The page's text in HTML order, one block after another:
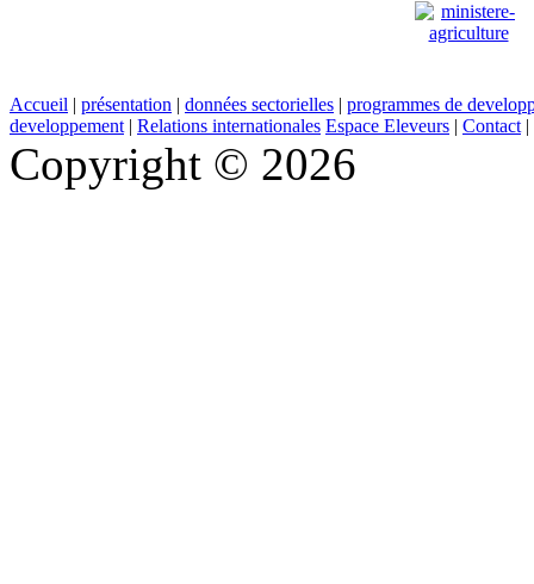
Accueil | présentation | données sectorielles | programmes de
developpement | Relations internationales Espace Eleveurs | Contact |
Copyright © 2026